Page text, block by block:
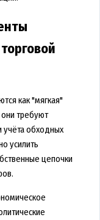
как "мягкая"
требуют
учёта обходных
усилить
цепочки